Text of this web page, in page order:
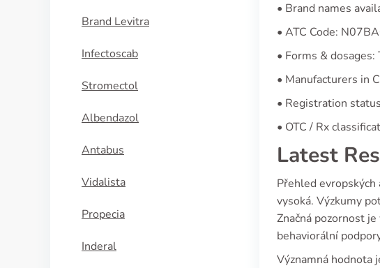
Brand Levitra
Infectoscab
Stromectol
Albendazol
Antabus
Vidalista
Propecia
Inderal
• Brand names
• ATC Code:
• Forms &
• Manufacturers in
• Registration
• OTC / Rx
Latest
Přehled
vysoká. Výzkumy
Značná pozornost
behaviorální
Významná hodnota